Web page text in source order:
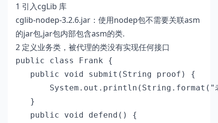
1 引入cgLib 库
cglib-nodep-3.2.6.jar ：使用nodep包不需要关联asm
的jar包,jar包内部包含asm的类.
2 定义业务类，被代理的类没有实现任何接口
public class Frank {
   public void submit(String proof) {
System.out.println(String.format("老
   }
   public void defend() {